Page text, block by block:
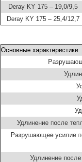
Deray KY 175 – 19,0/9,5
Deray KY 175 – 25,4/12,7
Основные характеристики
Удлинение после
Разрушающее усилие
Удлинение